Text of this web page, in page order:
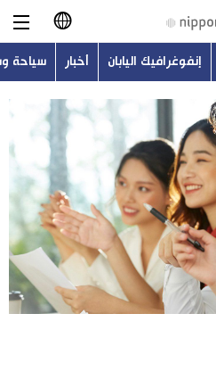
日本語
English
简体字
繁體字
Français
Español
إنفوغرافيك اليابان أخبار سياحة